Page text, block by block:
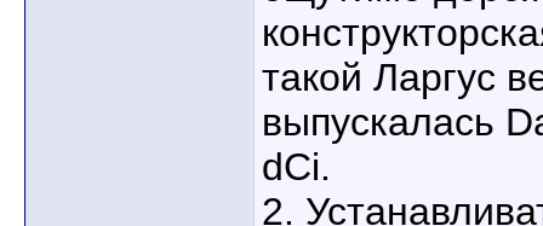
такой Ларгус
выпускалась
dCi.
2.